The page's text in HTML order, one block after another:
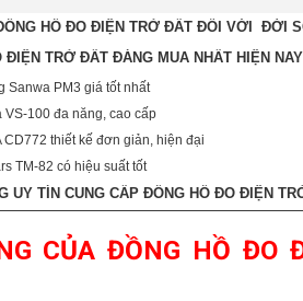
HỒ ĐO ĐIỆN TRỞ ĐẤT ĐỐI VỚI ĐỜI
TRỞ ĐẤT ĐÁNG MUA NHẤT HIỆN NAY
Sanwa PM3 giá tốt nhất
100 đa năng, cao cấp
thiết kế đơn giản, hiện đại
TM-82 có hiệu suất tốt
UY TÍN CUNG CẤP ĐỒNG HỒ ĐO ĐIỆN
CỦA ĐỒNG HỒ